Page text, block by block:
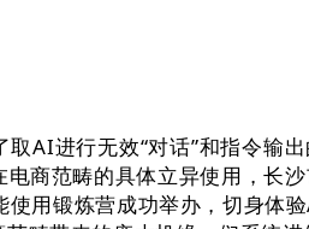
进行无效“对话”和指令输
商范畴的具体立异使用，长
用锻炼营成功举办，切身